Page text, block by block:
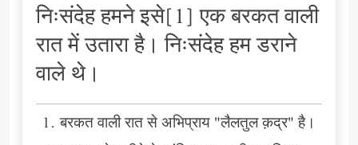
निःसंदेह हमने इसे[1] एक बरकत वाली
रात में उतारा है। निःसंदेह हम डराने
वाले थे।
1. बरकत वाली रात से अभिप्राय "लैलतुल क़द्र" है।